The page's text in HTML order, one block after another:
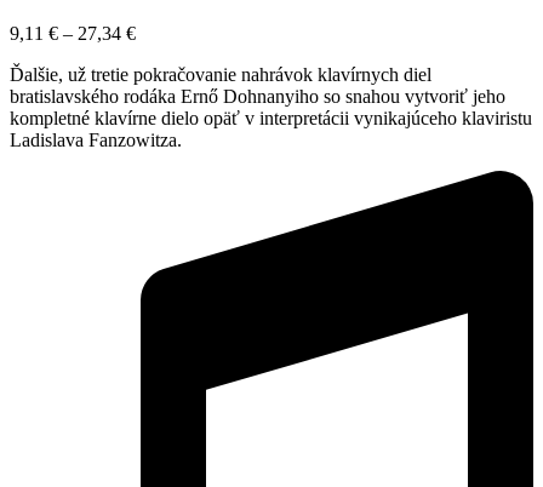
9,11 € – 27,34 €
Ďalšie, už tretie pokračovanie nahrávok klavírnych diel
bratislavského rodáka Ernő Dohnanyiho so snahou vytvoriť jeho
kompletné klavírne dielo opäť v interpretácii vynikajúceho klaviristu
Ladislava Fanzowitza.